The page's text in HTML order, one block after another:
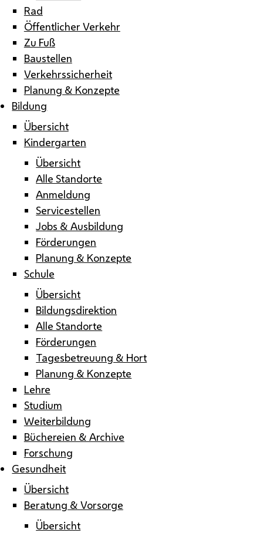
Rad
Öffentlicher Verkehr
Zu Fuß
Baustellen
Verkehrssicherheit
Planung & Konzepte
Bildung
Übersicht
Kindergarten
Übersicht
Alle Standorte
Anmeldung
Servicestellen
Jobs & Ausbildung
Förderungen
Planung & Konzepte
Schule
Übersicht
Bildungsdirektion
Alle Standorte
Förderungen
Tagesbetreuung & Hort
Planung & Konzepte
Lehre
Studium
Weiterbildung
Büchereien & Archive
Forschung
Gesundheit
Übersicht
Beratung & Vorsorge
Übersicht